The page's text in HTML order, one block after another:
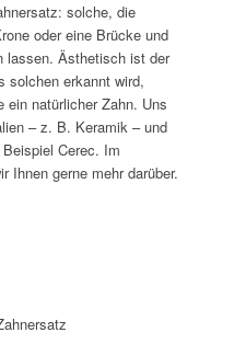
solche, die
oder eine Brücke und
lassen. Ästhetisch ist der
solchen erkannt wird,
ein natürlicher Zahn. Uns
– z. B. Keramik – und
Cerec. Im
Ihnen gerne mehr darüber.